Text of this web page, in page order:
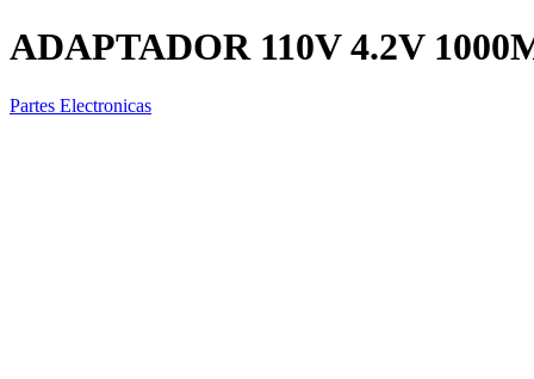
ADAPTADOR 110V 4.2V
Partes Electronicas